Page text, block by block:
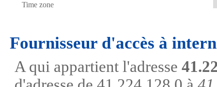
Time zone
Fournisseur d'accès à
A qui appartient l'adresse